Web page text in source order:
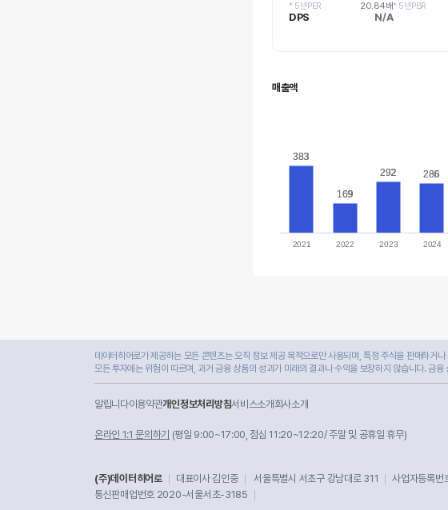
* 5년PER 20.84배* 5년PBR
DPS N/A
매출액
383
383
169
169
292
292 286
286
2021 2022 2023 2024
데이터히어로가 제공하는 모든 콘텐츠는 오직 정보 제공 목적으로만 사용되며, 특정 주식을 판매하거
모든 투자에는 위험이 따르며, 과거 금융 상품의 성과가 미래의 결과나 수익을 보장하지 않습니다. 금
알립니다이용약관개인정보처리방침서비스소개 회사소개
온라인 1:1 문의하기 (평일 9:00~17:00, 점심 11:20~12:20/ 주말 및 공휴일 휴무)
(주)데이터히어로 대표이사 김인중 서울특별시 서초구 강남대로 311
사업자등록
통신판매업번호 2020-서울서초-3185